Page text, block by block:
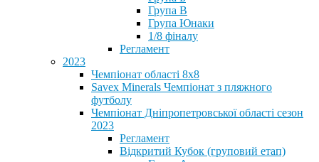
Група В
Група Юнаки
1/8 фіналу
Регламент
2023
Чемпіонат області 8х8
Savex Minerals Чемпіонат з пляжного
футболу
Чемпіонат Дніпропетровської області сезон
2023
Регламент
Відкритий Кубок (груповий етап)